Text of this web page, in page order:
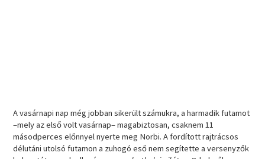
A vasárnapi nap még jobban sikerült számukra, a harmadik futamot
–mely az első volt vasárnap– magabiztosan, csaknem 11
másodperces előnnyel nyerte meg Norbi. A fordított rajtrácsos
délutáni utolsó futamon a zuhogó eső nem segítette a versenyzők